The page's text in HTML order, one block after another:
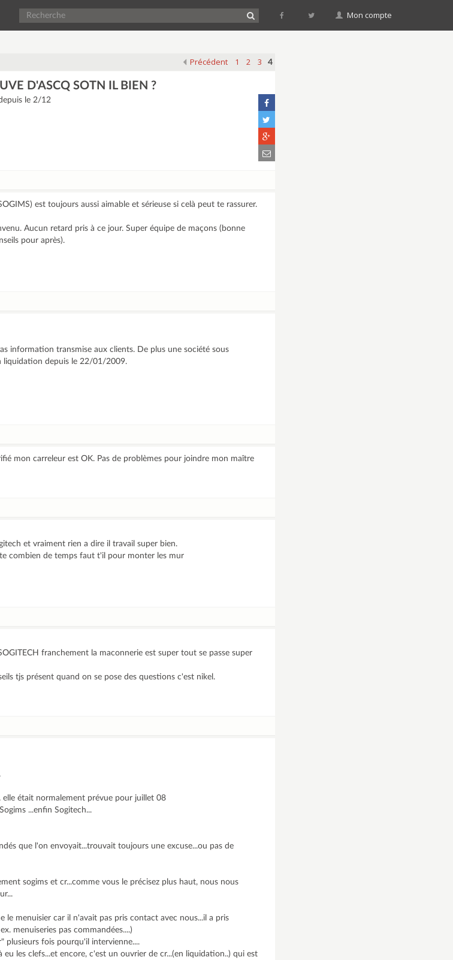
Mon compte
Précédent 1 2 3 4
D'ASCQ SOTN IL BIEN ?
le 2/12
est toujours aussi aimable et sérieuse si celà peut te rassurer.
Aucun retard pris à ce jour. Super équipe de maçons (bonne
pour après).
information transmise aux clients. De plus une société sous
liquidation depuis le 22/01/2009.
mon carreleur est OK. Pas de problèmes pour joindre mon maître
et vraiment rien a dire il travail super bien.
combien de temps faut t'il pour monter les mur
franchement la maconnerie est super tout se passe super
tjs présent quand on se pose des questions c'est nikel.
elle était normalement prévue pour juillet 08
...enfin Sogitech...
que l'on envoyait...trouvait toujours une excuse...ou pas de
sogims et cr...comme vous le précisez plus haut, nous nous
menuisier car il n'avait pas pris contact avec nous...il a pris
menuiseries pas commandées....)
plusieurs fois pourqu'il intervienne....
les clefs...et encore, c'est un ouvrier de cr...(en liquidation..) qui est